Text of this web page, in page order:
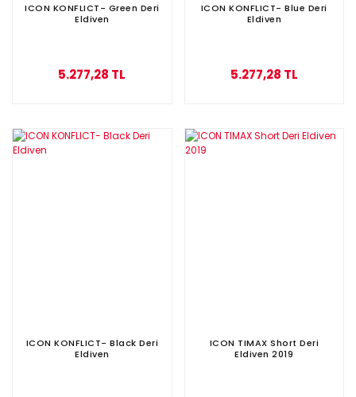
ICON KONFLICT- Green Deri
Eldiven
5.277,28 TL
ICON KONFLICT- Blue Deri
Eldiven
5.277,28 TL
ICON KONFLICT- Black Deri
Eldiven
ICON TIMAX Short Deri
Eldiven 2019